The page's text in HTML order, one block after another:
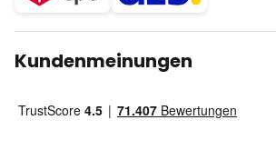
Kundenmeinungen